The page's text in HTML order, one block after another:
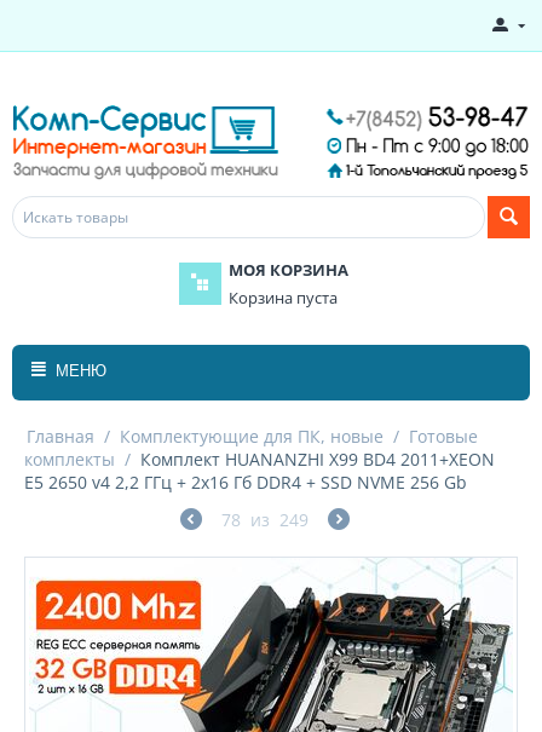
МОЯ КОРЗИНА
Корзина пуста
МЕНЮ
Главная / Комплектующие для ПК, новые / Готовые
комплекты / Комплект HUANANZHI X99 BD4 2011+XEON
E5 2650 v4 2,2 ГГц + 2x16 Гб DDR4 + SSD NVME 256 Gb
78 из 249